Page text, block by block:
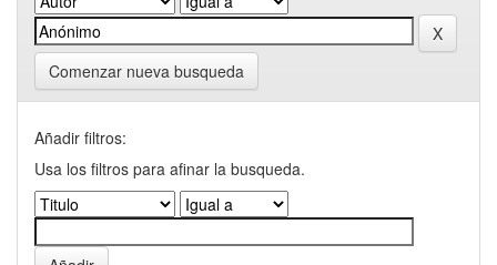
Comenzar nueva busqueda
Añadir filtros:
Usa los filtros para afinar la busqueda.